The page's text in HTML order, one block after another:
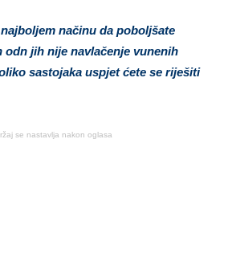
načinu da poboljšate
odn jih nije navlačenje vunenih
sastojaka uspjet ćete se riješiti
se nastavlja nakon oglasa